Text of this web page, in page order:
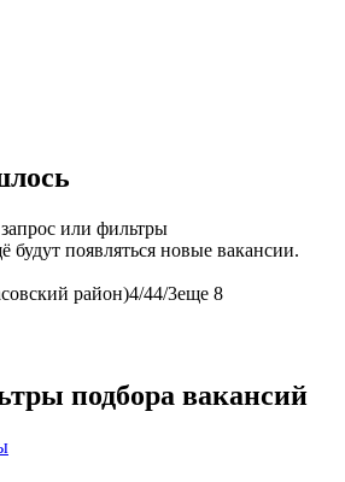
или фильтры
появляться новые вакансии.
район)4/44/3еще 8
подбора вакансий